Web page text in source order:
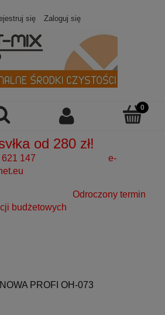
się Zaloguj się
od 280 zł!
621 147 e-
termin
budżetowych
PROFI OH-073